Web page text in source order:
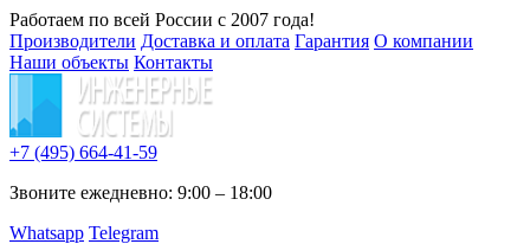
Работаем по всей России с 2007 года!
Производители Доставка и оплата Гарантия О компании
Наши объекты Контакты
+7 (495) 664-41-59
Звоните ежедневно: 9:00 – 18:00
Whatsapp Telegram